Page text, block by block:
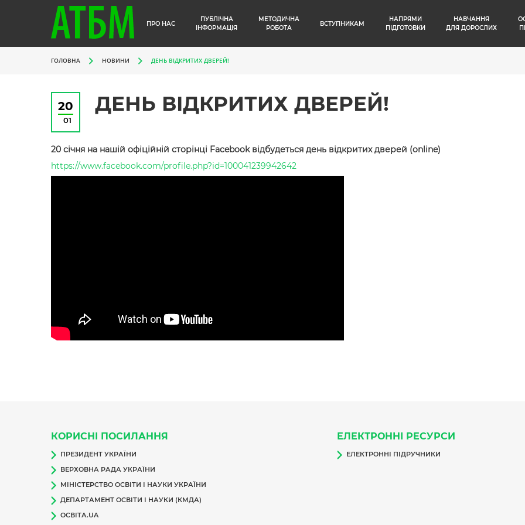
ПРО НАС
ПУБЛІЧНА
ІНФОРМАЦІЯ
МЕТОДИЧНА
РОБОТА
ВСТУПНИКАМ
НАПРЯМИ
ПІДГОТОВКИ
НАВЧАННЯ
ДЛЯ ДОРОСЛИХ
ГОЛОВНА НОВИНИ ДЕНЬ ВІДКРИТИХ ДВЕРЕЙ!
20
01
ДЕНЬ ВІДКРИТИХ ДВЕРЕЙ!
20 січня на нашій офіційній сторінці Facebook відбудеться день відкритих дверей (online)
https://www.facebook.com/profile.php?id=100041239942642
КОРИСНІ ПОСИЛАННЯ
ПРЕЗИДЕНТ УКРАЇНИ
ВЕРХОВНА РАДА УКРАЇНИ
МІНІСТЕРСТВО ОСВІТИ І НАУКИ УКРАЇНИ
ДЕПАРТАМЕНТ ОСВІТИ І НАУКИ (КМДА)
ОСВІТА.UA
ЕЛЕКТРОННІ РЕСУРСИ
ЕЛЕКТРОННІ ПІДРУЧНИКИ